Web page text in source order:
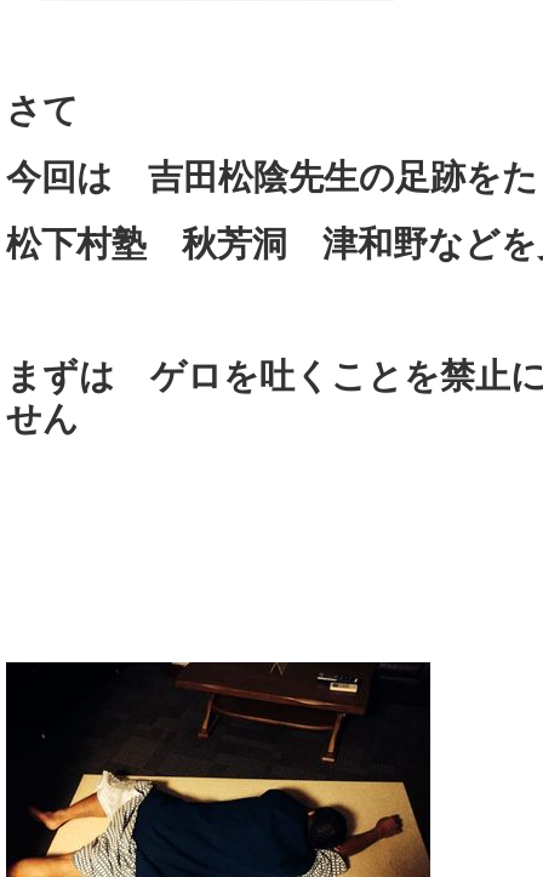
さて
今回は 吉田松陰先生の足跡を
松下村塾 秋芳洞 津和野などを
まずは ゲロを吐くことを禁止
せん